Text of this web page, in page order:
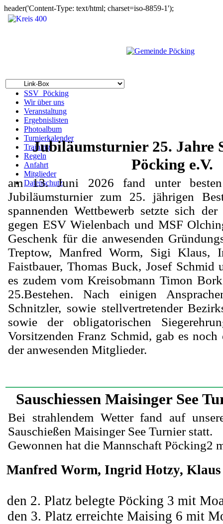
header('Content-Type: text/html; charset=iso-8859-1');
SSV_Pöcking
Wir über uns
Veranstaltung
Ergebnislisten
Photoalbum
Turnierkalender
Training
Regeln
Anfahrt
Mitglieder
Datenschutz
Jubiläumsturnier 25. Jahre
Pöcking e.V.
am 13. Juni 2026 fand unter besten
Jubiläumsturnier zum 25. jährigen
spannenden Wettbewerb setzte sich
gegen ESV Wielenbach und MSF
Geschenk für die anwesenden
Treptow, Manfred Worm, Sigi Klaus,
Faistbauer, Thomas Buck, Josef Schmid
es zudem vom Kreisobmann Timon
25.Bestehen. Nach einigen
Schnitzler, sowie stellvertretender
sowie der obligatorischen
Vorsitzenden Franz Schmid, gab es noch
der anwesenden Mitglieder.
Sauschiessen Maisinger See
Bei strahlendem Wetter fand auf
Sauschießen Maisinger See Turnier statt.
Gewonnen hat die Mannschaft Pöcking2
Manfred Worm, Ingrid Hotzy, Klaus
den 2. Platz belegte Pöcking 3 mit
den 3. Platz erreichte Maising 6 mit